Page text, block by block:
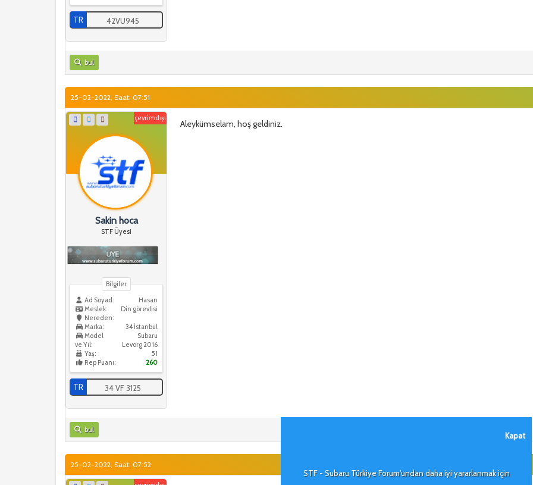
Kapat
STF - Subaru Türkiye Forum'undan daha iyi yararlanmak için
TR 42VU945
bul
25-02-2022, Saat: 07:51
çevrimdışı
Sakin hoca
STF Üyesi
Bilgiler
Ad Soyad:
Hasan
Meslek:
Din görevlisi
Nereden:
34 İstanbul
Marka:
Subaru
Model
ve Yıl:
Levorg 2016
Yaş:
51
Rep Puanı:
260
TR 34 VF 3125
Aleykümselam, hoş geldiniz.
bul
25-02-2022, Saat: 07:52